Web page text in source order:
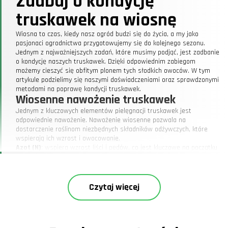
truskawek na wiosnę
Wiosna to czas, kiedy nasz ogród budzi się do życia, a my jako
pasjonaci ogrodnictwa przygotowujemy się do kolejnego sezonu.
Jednym z najważniejszych zadań, które musimy podjąć, jest zadbanie
o kondycję naszych truskawek. Dzięki odpowiednim zabiegom
możemy cieszyć się obfitym plonem tych słodkich owoców. W tym
artykule podzielimy się naszymi doświadczeniami oraz sprawdzonymi
metodami na poprawę kondycji truskawek.
Wiosenne nawożenie truskawek
Jednym z kluczowych elementów pielęgnacji truskawek jest
odpowiednie nawożenie. Nawożenie wiosenne pozwala na
dostarczenie roślinom niezbędnych składników odżywczych, które
wspierają ich wzrost i owocowanie.
Azot (N)
: poprawia odporność roślin na choroby i wpływa na jakość
Co ciekawe, w ubiegłym roku po raz pierwszy zastosowaliśmy
ekologiczny nawóz na bazie obornika, co przyniosło znakomite
Czytaj więcej